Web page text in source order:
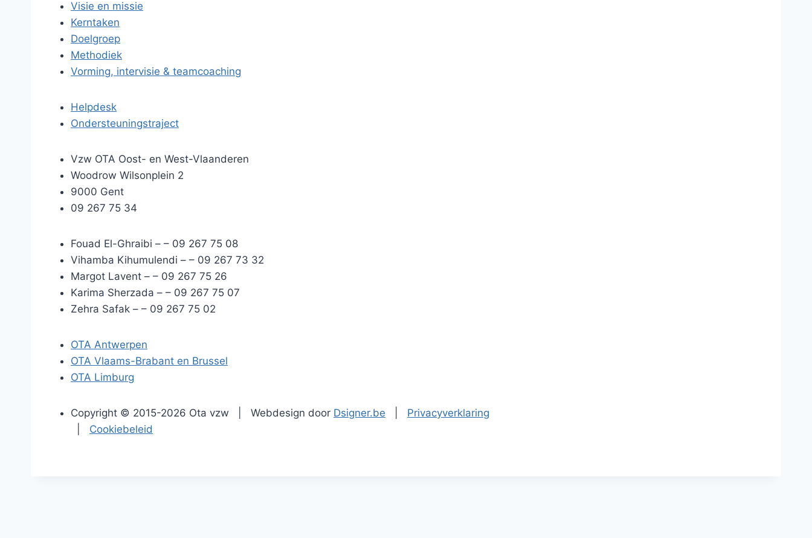
Visie en missie
Kerntaken
Doelgroep
Methodiek
Vorming, intervisie & teamcoaching
Helpdesk
Ondersteuningstraject
Vzw OTA Oost- en West-Vlaanderen
Woodrow Wilsonplein 2
9000 Gent
09 267 75 34
Fouad El-Ghraibi – – 09 267 75 08
Vihamba Kihumulendi – – 09 267 73 32
Margot Lavent – – 09 267 75 26
Karima Sherzada – – 09 267 75 07
Zehra Safak – – 09 267 75 02
OTA Antwerpen
OTA Vlaams-Brabant en Brussel
OTA Limburg
Copyright © 2015-2026 Ota vzw | Webdesign door Dsigner.be
Privacyverklaring
Cookiebeleid